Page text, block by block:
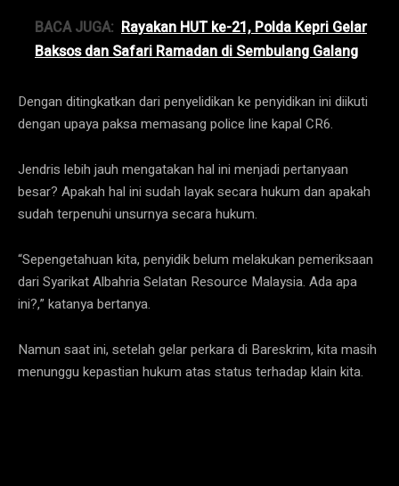
BACA JUGA: Rayakan HUT ke-21, Polda Kepri Gelar
Baksos dan Safari Ramadan di Sembulang Galang
Dengan ditingkatkan dari penyelidikan ke penyidikan ini diikuti
dengan upaya paksa memasang police line kapal CR6.
Jendris lebih jauh mengatakan hal ini menjadi pertanyaan
besar? Apakah hal ini sudah layak secara hukum dan apakah
sudah terpenuhi unsurnya secara hukum.
“Sepengetahuan kita, penyidik belum melakukan pemeriksaan
dari Syarikat Albahria Selatan Resource Malaysia. Ada apa
ini?,” katanya bertanya.
Namun saat ini, setelah gelar perkara di Bareskrim, kita masih
menunggu kepastian hukum atas status terhadap klain kita.